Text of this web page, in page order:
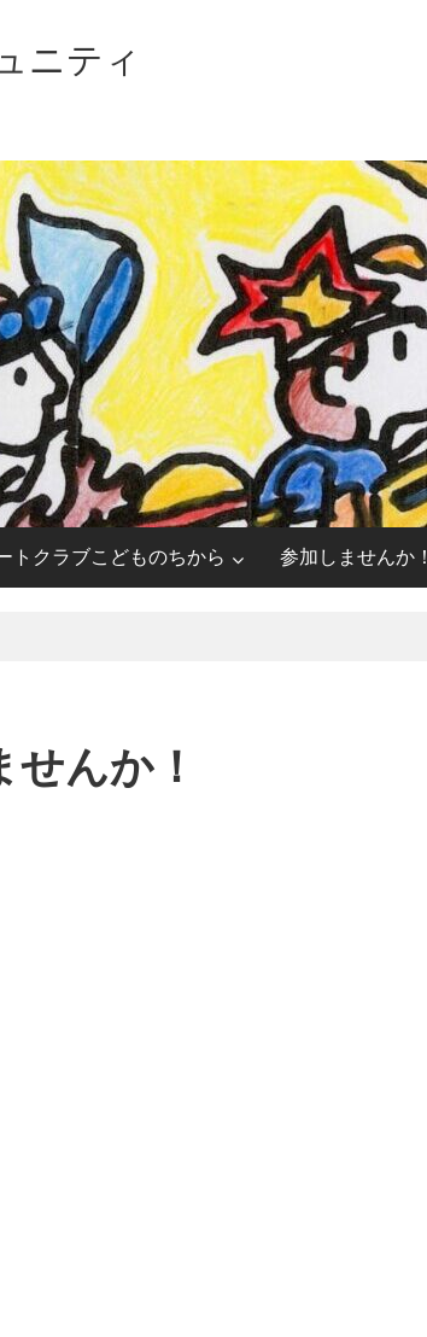
ニティ
トクラブこどものちから 参加しませんか！
んか！